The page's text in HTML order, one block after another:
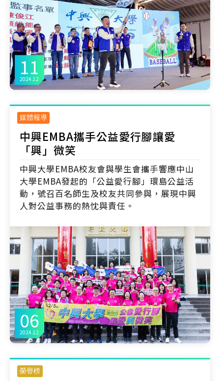
11
2024.12
媒體報導
06
2024.12
中興EMBA攜手公益愛行腳讓愛
「興」微笑
中興大學EMBA校友會與學生會攜手響應中山
大學EMBA發起的「公益愛行腳」環島公益活
動，號召百名師生及校友共同參與，展現中興
人對公益事務的熱忱與責任。
榮譽榜